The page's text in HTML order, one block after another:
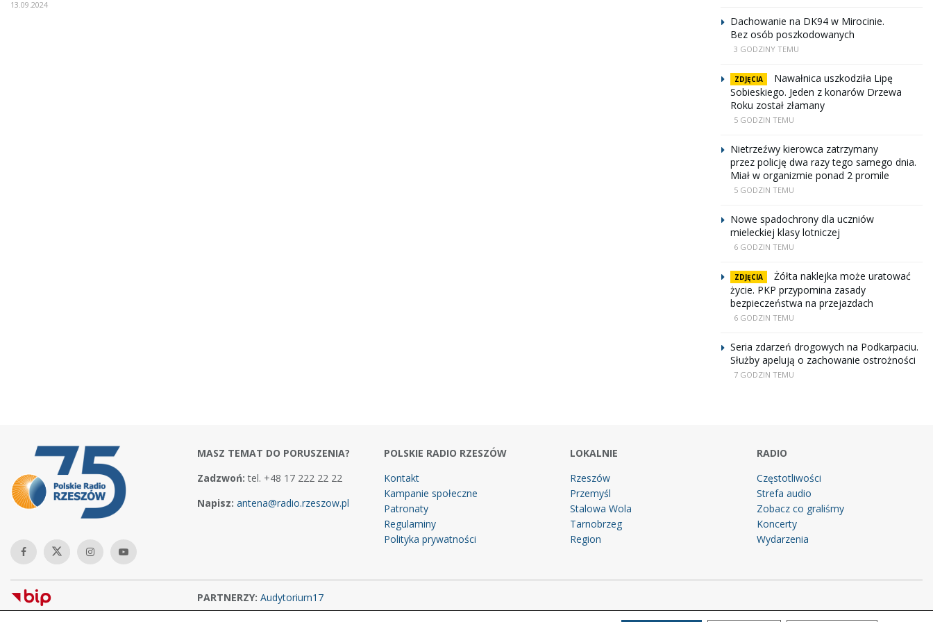
13.09.2024
Dachowanie na DK94 w Mirocinie.
Bez osób poszkodowanych
3 GODZINY TEMU
ZDJĘCIA
Nawałnica uszkodziła Lipę
Sobieskiego. Jeden z konarów Drzewa
Roku został złamany
5 GODZIN TEMU
Nietrzeźwy kierowca zatrzymany
przez policję dwa razy tego samego dnia.
Miał w organizmie ponad 2 promile
5 GODZIN TEMU
Nowe spadochrony dla uczniów
mieleckiej klasy lotniczej
6 GODZIN TEMU
ZDJĘCIA
Żółta naklejka może uratować
życie. PKP przypomina zasady
bezpieczeństwa na przejazdach
6 GODZIN TEMU
Seria zdarzeń drogowych na Podkarpaciu.
Służby apelują o zachowanie ostrożności
7 GODZIN TEMU
MASZ TEMAT DO PORUSZENIA?
Zadzwoń: tel. +48 17 222 22 22
Napisz: antena@radio.rzeszow.pl
POLSKIE RADIO RZESZÓW
Kontakt
Kampanie społeczne
Patronaty
Regulaminy
Polityka prywatności
LOKALNIE
Rzeszów
Przemyśl
Stalowa Wola
Tarnobrzeg
Region
RADIO
Częstotliwości
Strefa audio
Zobacz co graliśmy
Koncerty
Wydarzenia
PARTNERZY: Audytorium17